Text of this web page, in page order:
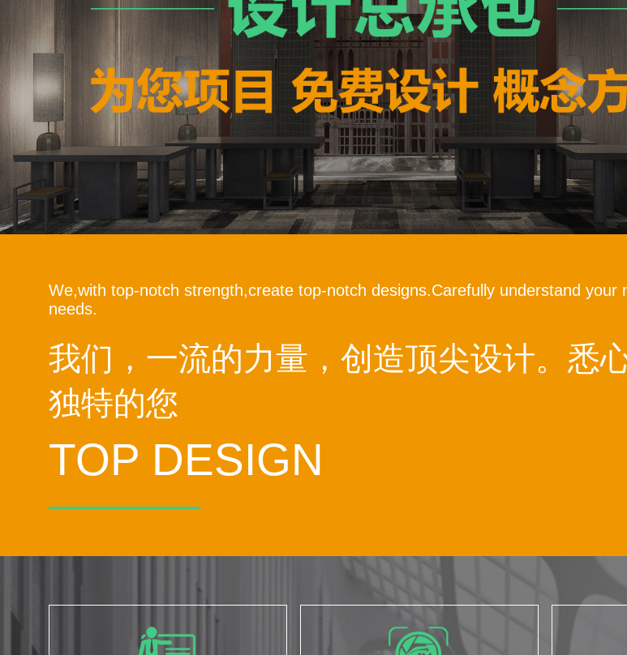
We,with top-notch strength,create top-notch designs.Carefully understand
needs.
我们，一流的力量，创造顶尖设计。悉
独特的您
TOP DESIGN